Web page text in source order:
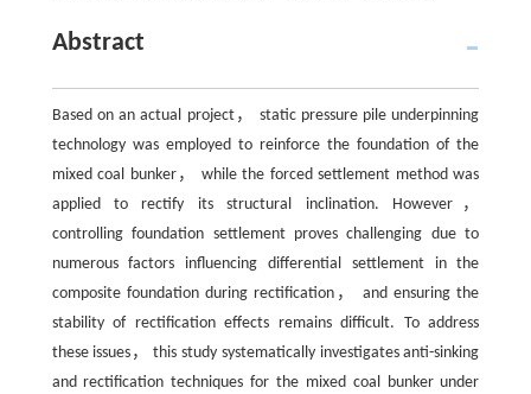
Abstract
Based on an actual project， static pressure pile underpinning
technology was employed to reinforce the foundation of the
mixed coal bunker， while the forced settlement method was
applied to rectify its structural inclination. However，
controlling foundation settlement proves challenging due to
numerous factors influencing differential settlement in the
composite foundation during rectification， and ensuring the
stability of rectification effects remains difficult. To address
these issues， this study systematically investigates anti-sinking
and rectification techniques for the mixed coal bunker under